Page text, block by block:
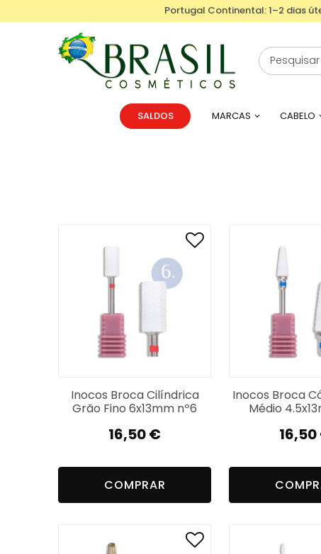
Portugal Continental: 1–2 dias
SALDOS MARCAS CABELO
Inocos Broca Cilíndrica
Grão Fino 6x13mm nº6
16,50€
COMPRAR
Inocos Broca
Médio
16,50